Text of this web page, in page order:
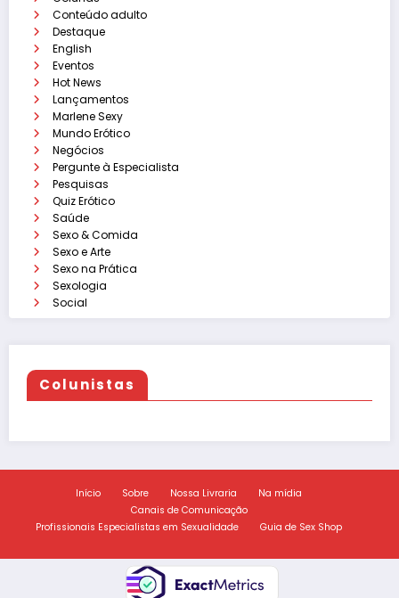
Conteúdo adulto
Destaque
English
Eventos
Hot News
Lançamentos
Marlene Sexy
Mundo Erótico
Negócios
Pergunte à Especialista
Pesquisas
Quiz Erótico
Saúde
Sexo & Comida
Sexo e Arte
Sexo na Prática
Sexologia
Social
Colunistas
Início Sobre Nossa Livraria
Na mídia
Canais de Comunicação
Profissionais Especialistas em Sexualidade
Guia de Sex Shop